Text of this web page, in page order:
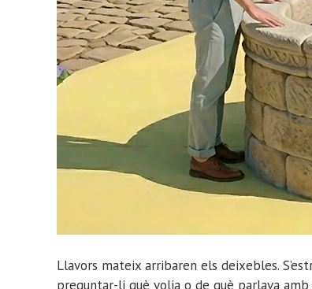
Llavors mateix arribaren els deixebles.
preguntar-li què volia o de què parlava